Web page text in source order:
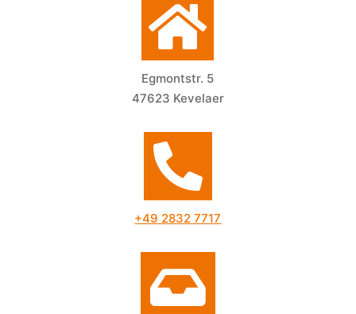

Egmontstr. 5
47623 Kevelaer

+49 2832 7717
